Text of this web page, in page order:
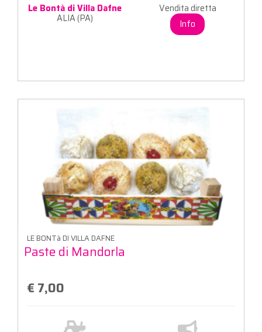
Le Bontà di Villa Dafne
ALIA (PA)
Vendita diretta
Info
LE BONTà DI VILLA DAFNE
Paste di Mandorla
€ 7,00